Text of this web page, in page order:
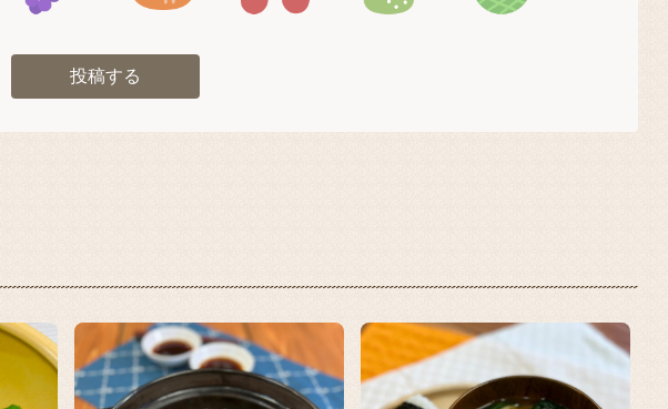
投稿する